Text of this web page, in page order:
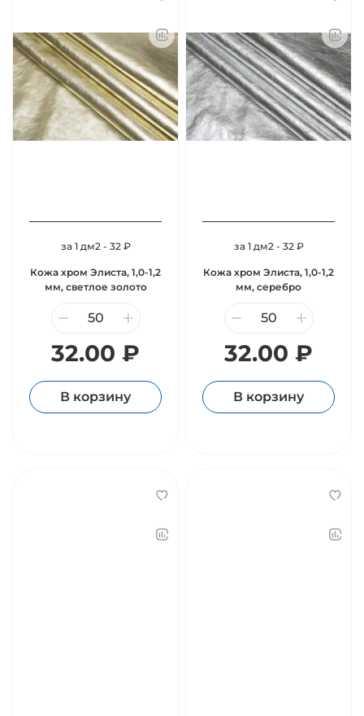
за 1 дм2 - 32 ₽
Кожа хром Элиста, 1,0-1,2
мм, светлое золото
32.00 ₽
В корзину
за 1 дм2 - 32 ₽
Кожа хром Элиста, 1,0-1,2
мм, серебро
32.00 ₽
В корзину